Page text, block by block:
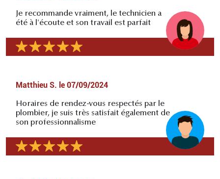
Je recommande vraiment, le technicien a
été à l'écoute et son travail est parfait
Matthieu S. le 07/09/2024
Horaires de rendez-vous respectés par le
plombier, je suis très satisfait également de
son professionnalisme